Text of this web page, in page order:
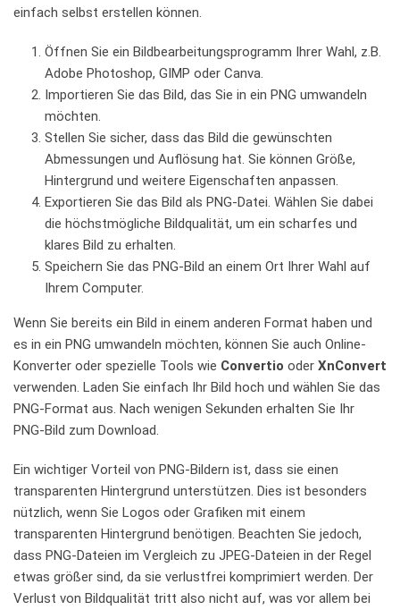
einfach ‍selbst erstellen können.
Öffnen Sie ein‍ Bildbearbeitungsprogramm ⁣Ihrer Wahl, z.B.
Adobe Photoshop, GIMP oder Canva.
Importieren ⁢Sie ⁤das⁣ Bild,‌ das Sie‍ in​ ein PNG umwandeln
möchten.
Stellen⁣ Sie sicher, dass das Bild die gewünschten
Abmessungen und Auflösung hat.​ Sie​ können‌ Größe,
Hintergrund und weitere Eigenschaften anpassen.
Exportieren Sie das Bild‌ als PNG-Datei. Wählen Sie dabei⁤
die höchstmögliche Bildqualität, um ein⁣ scharfes und
klares ‌Bild zu erhalten.
Speichern Sie das ​PNG-Bild an ​einem⁤ Ort Ihrer Wahl auf
Ihrem Computer.
Wenn⁤ Sie bereits⁣ ein‍ Bild in einem​ anderen ‍Format⁣ haben ⁤und
es in ein​ PNG ⁤umwandeln möchten, können Sie‌ auch Online-
Konverter oder​ spezielle Tools wie Convertio oder XnConvert
verwenden. Laden Sie einfach Ihr Bild hoch und wählen Sie das‌
PNG-Format ​aus. Nach wenigen‍ Sekunden erhalten ‍Sie Ihr
PNG-Bild zum Download.
Ein​ wichtiger​ Vorteil von ⁤PNG-Bildern ist, dass sie​ einen
⁣transparenten Hintergrund unterstützen.⁣ Dies ist besonders
⁤nützlich, wenn Sie Logos oder⁢ Grafiken mit einem
transparenten Hintergrund benötigen. Beachten Sie jedoch,
dass PNG-Dateien⁤ im Vergleich zu JPEG-Dateien in der​ Regel
etwas größer sind, da sie verlustfrei komprimiert werden. Der
Verlust von Bildqualität ⁢tritt also⁣ nicht⁣ auf, was vor⁣ allem‍ bei